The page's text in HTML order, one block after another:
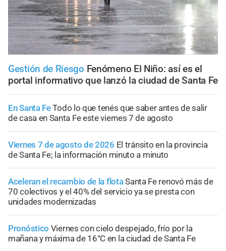
Gestión de Riesgo Fenómeno El Niño: así es el
portal informativo que lanzó la ciudad de Santa Fe
En Santa FeTodo lo que tenés que saber antes de salir
de casa en Santa Fe este viernes 7 de agosto
Viernes 7 de agosto de 2026 El tránsito en la provincia
de Santa Fe; la información minuto a minuto
Aceleran el recambio de la flotaSanta Fe renovó más de
70 colectivos y el 40% del servicio ya se presta con
unidades modernizadas
Pronóstico Viernes con cielo despejado, frío por la
mañana y máxima de 16°C en la ciudad de Santa Fe